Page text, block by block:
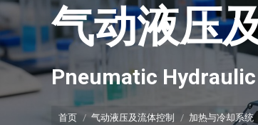
气动液压
Pneumatic
你在这里：
首页 气动液压及流体控制 加热与冷却系统